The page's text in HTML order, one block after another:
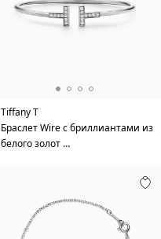
Tiffany T
Браслет Wire с бриллиантами из
белого золот …